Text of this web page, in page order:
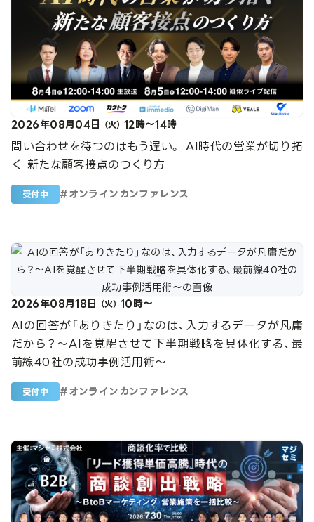
2026年08月04日 （火） 12時～14時
問い合わせを待つのはもう遅い。 AI時代の営業が切り拓
く 新たな顧客接点のつくり方
受付中 # オンラインカンファレンス
2026年08月18日 （火） 10時～
AIの回答が「ありきたり」なのは、入力するデータが凡庸
だから？〜AIを覚醒させて下半期戦略を具体化する、最
前線40社の成功事例活用術〜
受付中 # オンラインカンファレンス